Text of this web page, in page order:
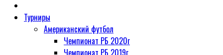
Турниры
Американский футбол
Чемпионат РБ 2020г
Чемпионат РБ 2019г